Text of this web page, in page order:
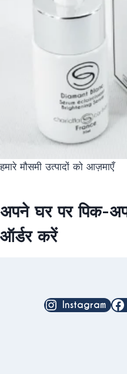
हमारे मौसमी उत्पादों को आज़माएँ
अपने घर पर पिक-अप
ऑर्डर करें
Instagram